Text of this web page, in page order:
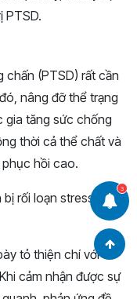
3
PTSD.
chấn (PTSD) rất cần
nâng đỡ thể trạng
gia tăng sức chống
thời cả thể chất và
hồi cao.
rối loạn stress sau
tỏ thiện chí với
cảm nhận được sự